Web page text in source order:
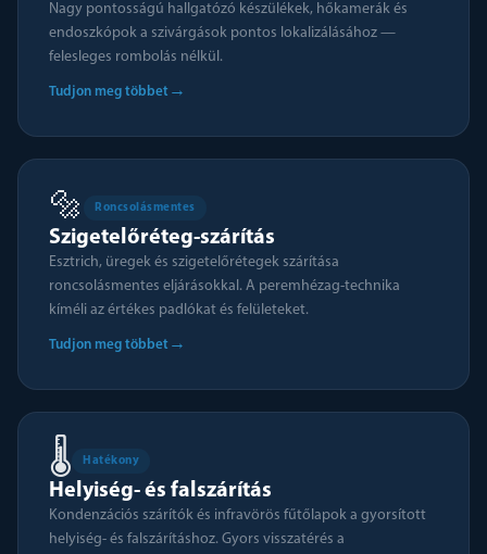
Nagy pontosságú hallgatózó készülékek, hőkamerák és
endoszkópok a szivárgások pontos lokalizálásához —
felesleges rombolás nélkül.
Tudjon meg többet →
🔩 Roncsolásmentes
Szigetelőréteg-szárítás
Esztrich, üregek és szigetelőrétegek szárítása
roncsolásmentes eljárásokkal. A peremhézag-technika
kíméli az értékes padlókat és felületeket.
Tudjon meg többet →
🌡️ Hatékony
Helyiség- és falszárítás
Kondenzációs szárítók és infravörös fűtőlapok a gyorsított
helyiség- és falszárításhoz. Gyors visszatérés a